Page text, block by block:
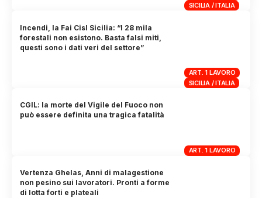
SICILIA / ITALIA
ART. 1 LAVORO
SICILIA / ITALIA
Incendi, la Fai Cisl Sicilia: “I 28 mila
forestali non esistono. Basta falsi miti,
questi sono i dati veri del settore”
ART. 1 LAVORO
CGIL: la morte del Vigile del Fuoco non
può essere definita una tragica fatalità
Vertenza Ghelas, Anni di malagestione
non pesino sui lavoratori. Pronti a forme
di lotta forti e plateali